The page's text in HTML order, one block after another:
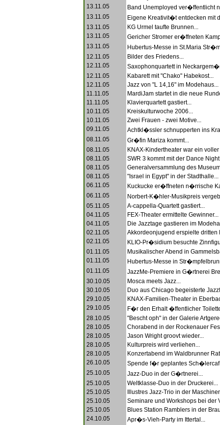
13.11.05
Band Unemployed ver�ffentlicht
13.11.05
Eigene Kreativit�t entdecken mit
13.11.05
KG Urmel taufte Brunnen...
13.11.05
Gericher Stromer er�ffneten
13.11.05
Hubertus-Messe in St.Maria
12.11.05
Bilder des Friedens...
12.11.05
Saxophonquartett in
12.11.05
Kabarett mit "Chako" Habekost...
12.11.05
Jazz von "L 14,16" im Modehaus...
11.11.05
MardiJam startet in die neue
11.11.05
Klavierquartett gastiert...
10.11.05
Kreiskulturwoche 2006...
10.11.05
Zwei Frauen - zwei Motive...
09.11.05
Achtkl�ssler schnupperten ins
08.11.05
Gr�fin Mariza kommt...
08.11.05
KNAX-Kindertheater war ein voller
08.11.05
SWR 3 kommt mit der Dance
08.11.05
Generalversammlung des
08.11.05
"Israel in Egypt" in der Stadthalle...
06.11.05
Kuckucke er�ffneten n�rrische
06.11.05
Norbert-K�hler-Musikpreis
05.11.05
A-cappella-Quartett gastiert...
04.11.05
FEX-Theater ermittelte Gewinner...
04.11.05
Die Jazztage gastieren im
02.11.05
Akkordeonjugend erspielte dritten
02.11.05
KLIO-Pr�sidium besuchte
01.11.05
Musikalischer Abend in
01.11.05
Hubertus-Messe in
01.11.05
JazzMe-Premiere in G�rtnerei
30.10.05
Mosca meets Jazz...
30.10.05
Duo aus Chicago begeisterte
29.10.05
KNAX-Familien-Theater in
29.10.05
F�r den Erhalt �ffentlicher
28.10.05
"Bescht oph" in der Galerie
28.10.05
Chorabend in der Rockenauer
28.10.05
Jason Wright groovt wieder...
28.10.05
Kulturpreis wird verliehen...
28.10.05
Konzertabend im Waldbrunner
26.10.05
Spende f�r geplantes
25.10.05
Jazz-Duo in der G�rtnerei...
25.10.05
Weltklasse-Duo in der Druckerei...
25.10.05
Illustres Jazz-Trio in der
25.10.05
Seminare und Workshops bei der
25.10.05
Blues Station Ramblers in der
24.10.05
Apr�s-Vieh-Party im Ittertal...